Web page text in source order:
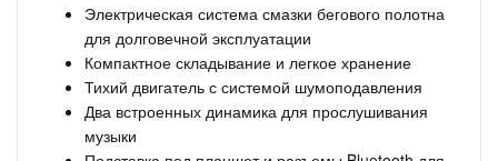
Электрическая система смазки бегового полотна
для долговечной эксплуатации
Компактное складывание и легкое хранение
Тихий двигатель с системой шумоподавления
Два встроенных динамика для прослушивания
музыки